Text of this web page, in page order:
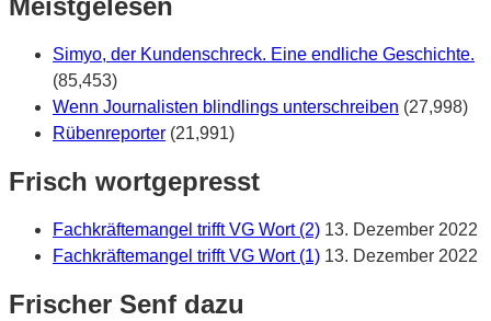
Meistgelesen
Simyo, der Kundenschreck. Eine endliche Geschichte.
(85,453)
Wenn Journalisten blindlings unterschreiben (27,998)
Rübenreporter (21,991)
Frisch wortgepresst
Fachkräftemangel trifft VG Wort (2) 13. Dezember 2022
Fachkräftemangel trifft VG Wort (1) 13. Dezember 2022
Frischer Senf dazu